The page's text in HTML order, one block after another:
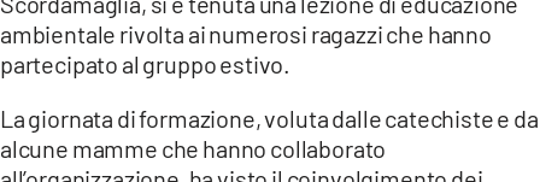
LACTV.IT
LACONAIR.IT
LACITYMAG.IT
ILREGGINO.IT
ambientale rivolta ai numerosi ragazzi che hanno
partecipato al gruppo estivo.
La giornata di formazione, voluta dalle catechiste e da
alcune mamme che hanno collaborato